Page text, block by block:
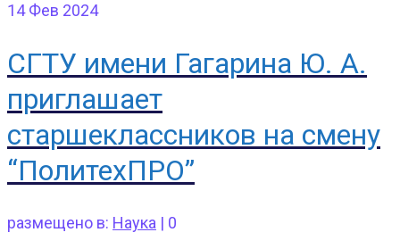
14Фев 2024
СГТУ имени Гагарина Ю. А.
приглашает
старшеклассников на смену
“ПолитехПРО”
размещено в: Наука | 0